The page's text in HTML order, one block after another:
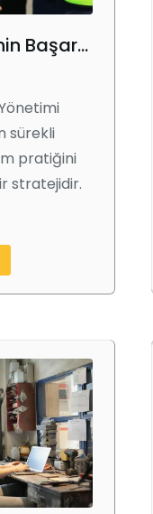
TPM Stratejisinin Başarılı Uygulanması: 12 Etkili Adım
sürekli
pratiğini
stratejidir.